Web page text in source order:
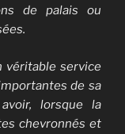
de palais ou
véritable service
de sa
lorsque la
chevronnés et